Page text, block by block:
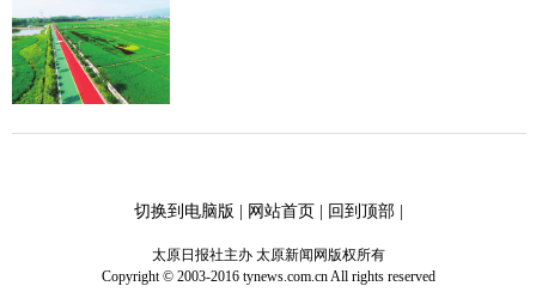
切换到电脑版 | 网站首页| 回到顶部|
太原日报社主办 太原新闻网版权所有
Copyright © 2003-2016 tynews.com.cn All rights reserved